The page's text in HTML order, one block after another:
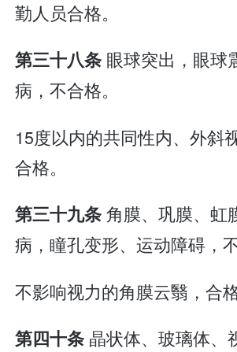
勤人员合格。
第三十八条 眼球突出，眼球
病，不合格。
15度以内的共同性内、外斜
合格。
第三十九条角膜、巩膜、虹
病，瞳孔变形、运动障碍，不
不影响视力的角膜云翳，合格
第四十条 晶状体、玻璃体、